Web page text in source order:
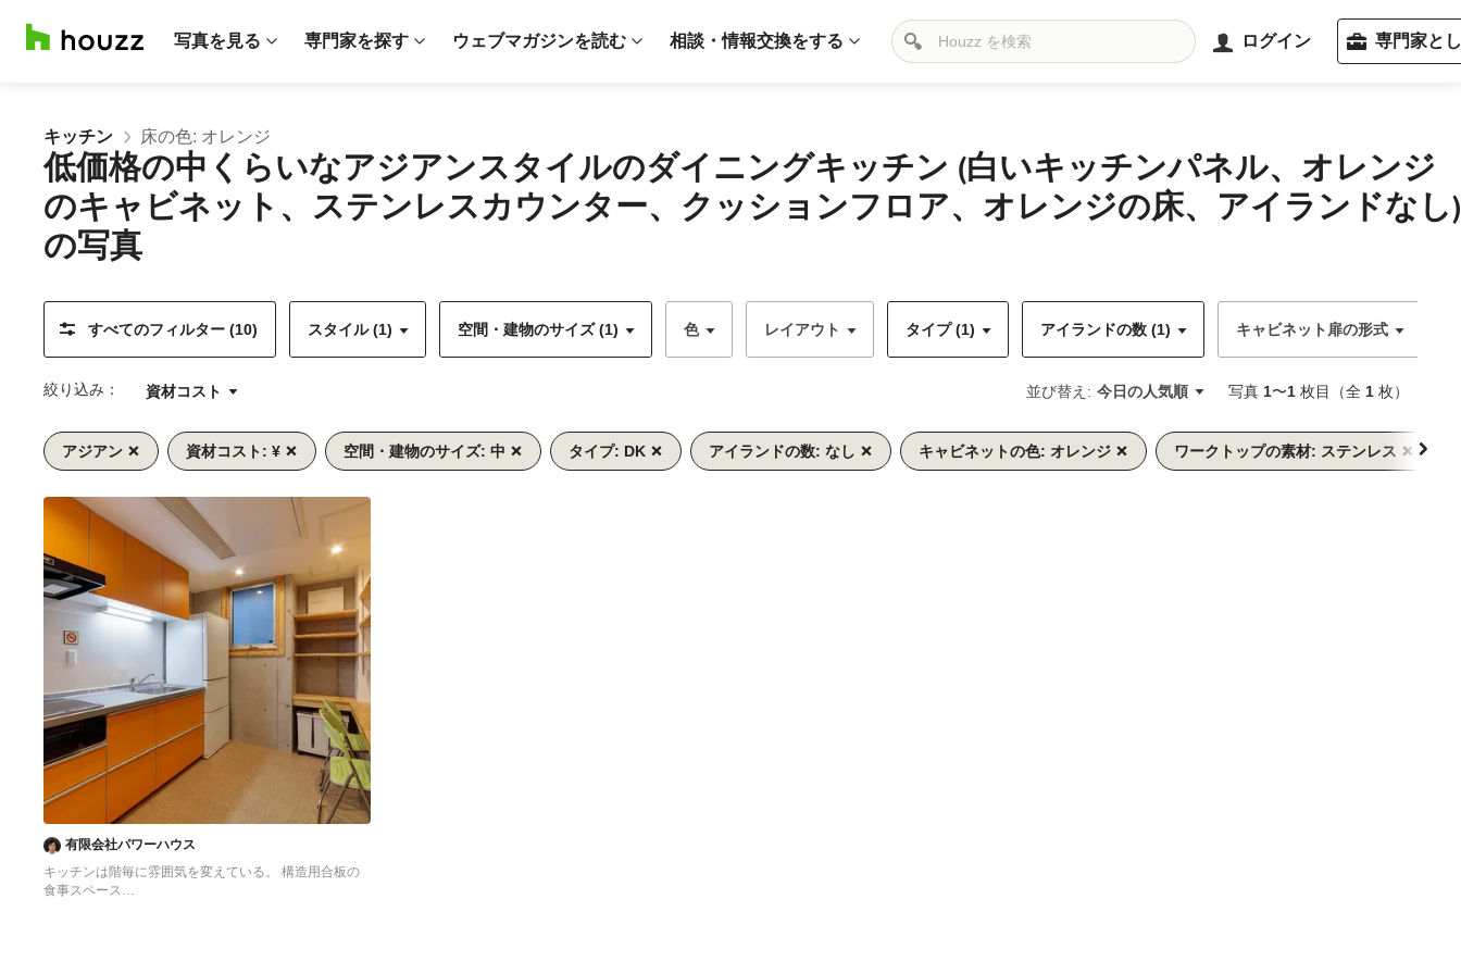
写真を見る 専門家を探す ウェブマガジンを読む 相談・情報交換をする ログイン 専門家と
キッチン 床の色: オレンジ
低価格の中くらいなアジアンスタイルのダイニングキッチン (白いキッチンパネル、オレンジ
のキャビネット、ステンレスカウンター、クッションフロア、オレンジの床、アイランドなし)
の写真
すべてのフィルター (10) スタイル (1) 空間・建物のサイズ (1) 色 レイアウト タイプ (1) アイランドの数 (1) キャビネット扉の形式
絞り込み： 資材コスト 並び替え: 今日の人気順 写真 1〜1 枚目（全 1 枚）
アジアン 資材コスト: ¥ 空間・建物のサイズ: 中 タイプ: DK アイランドの数: なし キャビネットの色: オレンジ ワークトップの素材: ステンレス
へ
へ
有限会社パワーハウス
キッチンは階毎に雰囲気を変えている。 構造用合板の
食事スペース